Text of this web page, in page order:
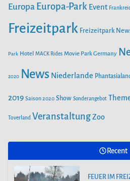
m
Europa Europa-Park Event
Freizeitpark Freizeitpark
Park Hotel MACK Rides Movie Park Germany
2020 News Niederlande
2019 Saison 2020 Show Sonderangebot
Toverland VeranstaltungZoo
Recent
FEUER IM